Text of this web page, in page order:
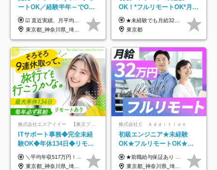
ートOK／経験半年～でOK
／実質還元率80～90%／前
給保証／AI系など最先端案
件多数
☑︎ 直近実績、月平均17,000円の昇給 ☑︎ 前職給与100%保証 ☑︎ 実質還元率80～90% ☑︎ 待機時も給与は満額支給 月給35万円～70万円＋交通費など各種手当 ※想定年収：4,200,000円～10,560,000円 ※経験・能力等を考慮の上で決定します。 ※上記金額には、みなし残業手当（50時間分・104,000円～212,000円）を含みます。超過分は別途追加支給します。 ┗残業時間は月平均10時間、多い時でも20時間程度と安定しております ★単価連動型の給与体系ではないため、万が一待機になってもその間の給与は満額支給しています。 ＜1年間の昇給事例をご紹介！＞ ・20代/フロントエンドエンジニア：月給274,000円→月給362,000円（＋88,000円/月） ・20代/iOSエンジニア：月給237,000円→月給287,000円（＋50,000円/月） ・20代/Androidエンジニア：月給316,000円→月給374,000円（＋58,000円/月） ・30代/Javaエンジニア（上流）：月給340,000円→月給418,000円（＋78,000円/月） ・30代/PMO：月給340,000円→月給418,000円（＋78,000円/月）
東京都_神奈川県_埼玉県_千葉県_大阪府_愛知県_北海道_青森県_岩手県_宮城県_秋田県_山形県_福島県_茨城県_栃木県_群馬県_新潟県_山梨県_長野県_富山県_石川県_福井県_静岡県_岐阜県_三重県_兵庫県_京都府_滋賀県_奈良県_和歌山県_広島県_岡山県_鳥取県_島根県_山口県_徳島県_香川県_愛媛県_高知県_福岡県_熊本県_佐賀県_長崎県_大分県_宮崎県_鹿児島県_沖縄県
OK！*フルリモートOK*月給
32万～*残業月9.8h*1ヶ月の
研修*資格取得率100％
★未経験でも月給32万円スタート★ 月収32万円～35万円＋各種手当（資格手当だけで毎月15万の上乗せ実績あり！） ★資格手当豊富！1資格につき最大3万円支給 ★功績手当の導入で、毎月のお給与に上乗せで最大10万円支給している社員も！ ★1回の昇級で年収数十万UPも可 ★ゆくゆくは年収1000万以上も目指せる 年俸384万円～1,162万8,000円（12分割） ※経験・スキルを考慮の上決定します ※上記金額には固定残業代（月30h分・60,800円～66,500円）を含みます ※超過分は別途全額支給します ※試用期間2ヶ月間あり（その他待遇に差異はありません）
東京都
株式会社エスアイイー 【東京プロマーケット上場】
ITサポート事務◆完全未経
験OK◆年休134日◆リモー
トOK◆残業月7h以下◆賞与
年3回◆5年目まで必ず昇給
＼平均年収517万円！入社5年目まで毎年必ず昇給／ ■賞与年3回 ■年収800万円以上も可 ■入社3年以上の平均年収469.2万円 月給23万2000円以上＋賞与年3回＋各種手当 ☆入社5年目まで最大1万5000円の定期昇給を確約 ┃各種手当充実 ・規定の資格を取得すれば、2000円～5万円を毎月支給（2万4000円～60万円／年） ・研修中に取得した取得率95％の資格でも研修後の給料UP ※月給は年齢・経験・能力を考慮して、優遇いたします ※上記月給金額は固定残業代（20時間/3万1300円円以上）を含み、超過分は別途支給いたします ※試用期間（6ヶ月）は月給に変動はありますが、その他待遇に差異はありません ├入社後1ヶ月～3ヶ月間は、月給20万1900円となります └上記金額は固定残業代（10時間／1万6000円）を含み、超過分は別途支給いたします
東京都_神奈川県_埼玉県_千葉県_大阪府_愛知県_北海道_青森県_岩手県_宮城県_秋田県_山形県_福島県_茨城県_栃木県_群馬県_新潟県_山梨県_長野県_富山県_石川県_福井県_静岡県_岐阜県_三重県_兵庫県_京都府_滋賀県_奈良県_和歌山県_広島県_岡山県_鳥取県_島根県_山口県_徳島県_香川県_愛媛県_高知県_福岡県_熊本県_佐賀県_長崎県_大分県_宮崎県_鹿児島県_沖縄県
株式会社Ｃ Ａｄｄｉｔｉｏｎ
初級エンジニア★未経験
OK★フルリモートOK★月
給32万円～★残業月10h＆
年休120日以上★副業可
★前職給与保証あり ★月給32万円以上＋インセンティブあり 月給32万円以上＋インセンティブ＋各種手当 ※上記には固定残業代（月30時間・44,400円～）を含みます ※超過分は別途支給します ※試用期間はございません ★＼成果＝あなたの収入／★ 【1】案件単価ー8万円＝あなたの給与 参画したプロジェクトの案件単価から 一律8万円引いた金額があなたの給与です！ （月給例） ■1人称での構築・小規模な詳細設計 案件単価55万円ー8万円＝月給47万円（還元率85.5%） ■大型案件の設計・構築やプロジェクト管理 案件単価90万円ー8万円＝月給82万円（還元率91.1%） ‥‥‥‥‥‥‥‥‥‥‥‥‥‥‥‥‥‥ 【2】月給の他にも豊富なインセンティブあり 全員が月3～13万円のインセンティブをゲットしています！ ≪インセンティブ制度≫ 稼働している現場で増員・交代が発生し、 当社の人員を配属が決定した際に支給。 ◇C Addition正社員が参画 ：実粗利の10%／毎月 ◇協力会社所属の社員が参画：実粗利の30%／毎月 ≪リファラル制度≫ あなたの知り合いが当社のメンバーになった際に、 毎月1人あたり2万円支給します◎ ‥‥‥‥‥‥‥‥‥‥‥‥‥‥‥‥‥‥
東京都_神奈川県_埼玉県_千葉県_大阪府_愛知県_北海道_青森県_岩手県_宮城県_秋田県_山形県_福島県_茨城県_栃木県_群馬県_新潟県_山梨県_長野県_富山県_石川県_福井県_静岡県_岐阜県_三重県_兵庫県_京都府_滋賀県_奈良県_和歌山県_広島県_岡山県_鳥取県_島根県_山口県_徳島県_香川県_愛媛県_高知県_福岡県_熊本県_佐賀県_長崎県_大分県_宮崎県_鹿児島県_沖縄県